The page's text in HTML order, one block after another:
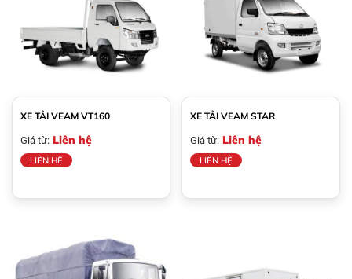
XE TẢI VEAM VT160
Giá từ: Liên hệ
LIÊN HỆ
XE TẢI VEAM STAR
Giá từ: Liên hệ
LIÊN HỆ